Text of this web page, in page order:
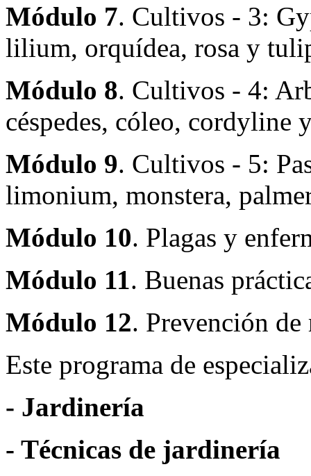
Módulo 7. Cultivos - 3:
lilium, orquídea, rosa y
Módulo 8. Cultivos - 4:
céspedes, cóleo, cordyline
Módulo 9. Cultivos - 5:
limonium, monstera,
Módulo 10. Plagas y
Módulo 11. Buenas
Módulo 12. Prevención de
Este programa de
- Jardinería
- Técnicas de jardinería